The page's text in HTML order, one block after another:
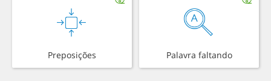
Preposições Palavra faltando